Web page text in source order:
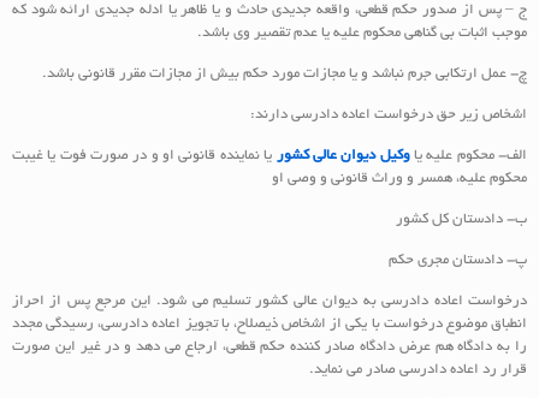
ج – پس از صدور حکم قطعی، واقعه جدیدی حادث و یا ظاهر یا ادله جدیدی ارائه شود که
موجب اثبات بی گناهی محکوم علیه یا عدم تقصیر وی باشد.
چ- عمل ارتکابی جرم نباشد و یا مجازات مورد حکم بیش از مجازات مقرر قانونی باشد.
اشخاص زیر حق درخواست اعاده دادرسی دارند:
الف- محکوم علیه یاوکیل دیوان عالی کشور یا نماینده قانونی او و در صورت فوت یا غیبت
محکوم علیه، همسر و وراث قانونی و وصی او
ب- دادستان کل کشور
پ- دادستان مجری حکم
درخواست اعاده دادرسی به دیوان عالی کشور تسلیم می شود. این مرجع پس از احراز
انطباق موضوع درخواست با یکی از اشخاص ذیصلاح، با تجویز اعاده دادرسی، رسیدگی مجدد
را به دادگاه هم عرض دادگاه صادر کننده حکم قطعی، ارجاع می دهد و در غیر این صورت
قرار رد اعاده دادرسی صادر می نماید.